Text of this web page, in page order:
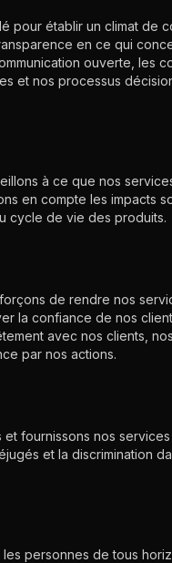
pour établir un climat de
en ce qui
ouverte, les
et nos processus
à ce que nos
en compte les impacts
cycle de vie des produits.
de rendre nos
la confiance de nos
avec nos clients,
par nos actions.
fournissons nos services
et la discrimination
personnes de tous